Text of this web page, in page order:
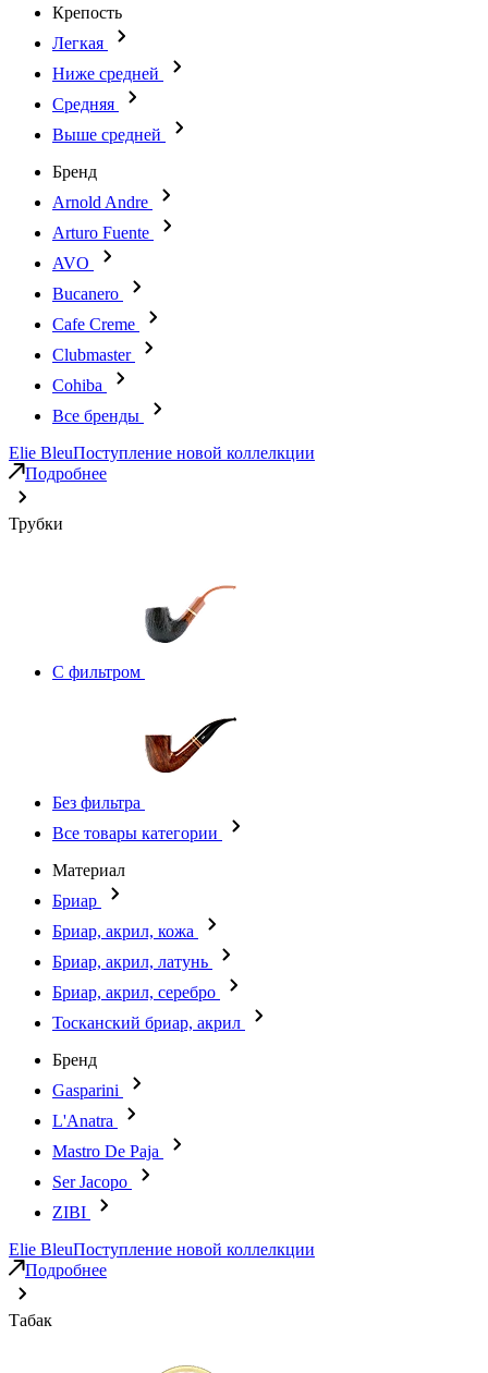
Крепость
Легкая
Ниже средней
Средняя
Выше средней
Бренд
Arnold Andre
Arturo Fuente
AVO
Bucanero
Cafe Creme
Clubmaster
Cohiba
Все бренды
Elie BleuПоступление новой коллелкции
Подробнее
Трубки
С фильтром
Без фильтра
Все товары категории
Материал
Бриар
Бриар, акрил, кожа
Бриар, акрил, латунь
Бриар, акрил, серебро
Тосканский бриар, акрил
Бренд
Gasparini
L'Anatra
Mastro De Paja
Ser Jacopo
ZIBI
Elie BleuПоступление новой коллелкции
Подробнее
Табак